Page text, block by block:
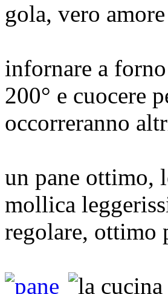
infornare a
200° e cuocere
occorreranno
un pane ottimo,
mollica
regolare, ottimo